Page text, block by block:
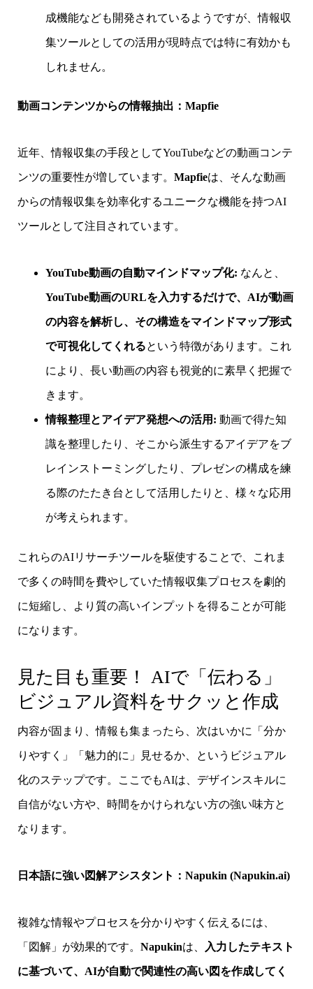
成機能なども開発されているようですが、情報収
集ツールとしての活用が現時点では特に有効かも
しれません。
動画コンテンツからの情報抽出：Mapfie
近年、情報収集の手段としてYouTubeなどの動画コンテ
ンツの重要性が増しています。 Mapfieは、そんな動画
からの情報収集を効率化するユニークな機能を持つAI
ツールとして注目されています。
YouTube動画の自動マインドマップ化: なんと、
YouTube動画のURLを入力するだけで、AIが動画
の内容を解析し、その構造をマインドマップ形式
で可視化してくれるという特徴があります。これ
により、長い動画の内容も視覚的に素早く把握で
きます。
情報整理とアイデア発想への活用: 動画で得た知
識を整理したり、そこから派生するアイデアをブ
レインストーミングしたり、プレゼンの構成を練
る際のたたき台として活用したりと、様々な応用
が考えられます。
これらのAIリサーチツールを駆使することで、これま
で多くの時間を費やしていた情報収集プロセスを劇的
に短縮し、より質の高いインプットを得ることが可能
になります。
見た目も重要！ AIで「伝わる」
ビジュアル資料をサクッと作成
内容が固まり、情報も集まったら、次はいかに「分か
りやすく」「魅力的に」見せるか、というビジュアル
化のステップです。ここでもAIは、デザインスキルに
自信がない方や、時間をかけられない方の強い味方と
なります。
日本語に強い図解アシスタント：Napukin (Napukin.ai)
複雑な情報やプロセスを分かりやすく伝えるには、
「図解」が効果的です。 Napukinは、 入力したテキスト
に基づいて、AIが自動で関連性の高い図を作成してく